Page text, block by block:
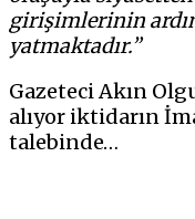
girişimlerinin
yatmaktadır.”
Gazeteci Akın
alıyor iktidarın
talebinde…